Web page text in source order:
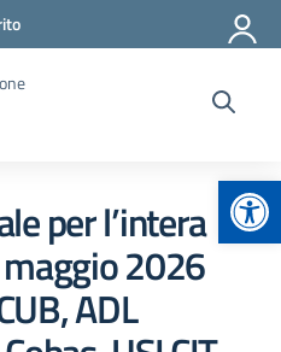
per l’intera
2026
ADL